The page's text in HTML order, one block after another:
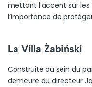
mettant l’accent sur
l’importance de
La Villa Żabiński
Construite au sein du
demeure du directeur